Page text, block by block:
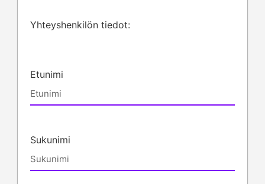
Yhteyshenkilön tiedot:
Etunimi
Sukunimi